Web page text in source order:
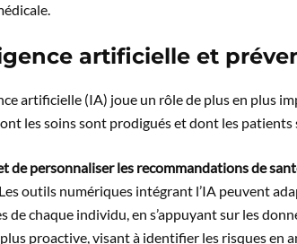
artificielle et
artificielle (IA) joue un rôle de plus en plus
les soins sont prodigués et dont les patients
de personnaliser les recommandations de
outils numériques intégrant l’IA peuvent
de chaque individu, en s’appuyant sur les
proactive, visant à identifier les risques en